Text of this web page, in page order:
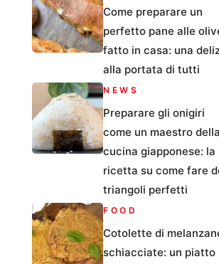
Come preparare un
perfetto pane alle
fatto in casa: una
alla portata di tutti
NEWS
Preparare gli onigiri
come un maestro della
cucina giapponese: la
ricetta su come fare
triangoli perfetti
FOOD
Cotolette di
schiacciate: un piatto